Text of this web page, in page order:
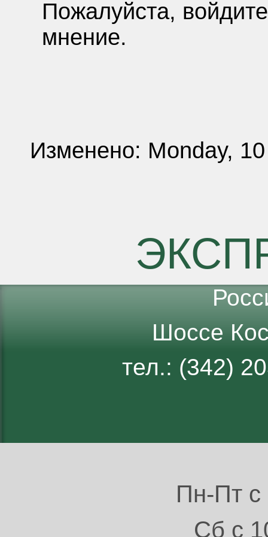
Пожалуйста,
мнение.
Изменено: Monday,
Шоссе
тел.: (342)
Пн-Пт с
Сб с